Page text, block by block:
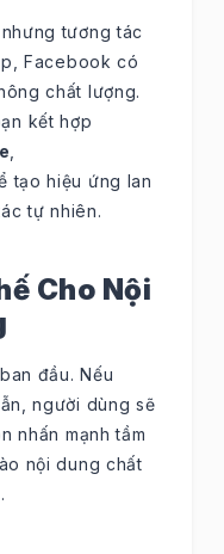
tương tác
Facebook có
chất lượng.
kết hợp
tạo hiệu ứng lan
tự nhiên.
Cho Nội
đầu. Nếu
người dùng sẽ
nhấn mạnh tầm
nội dung chất